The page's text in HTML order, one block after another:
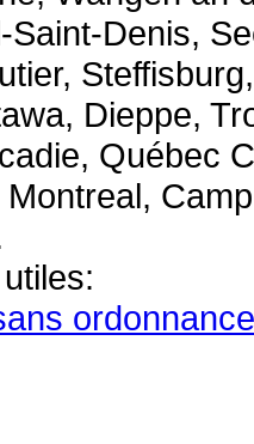
Saint-Denis,
Dieppe,
Québec